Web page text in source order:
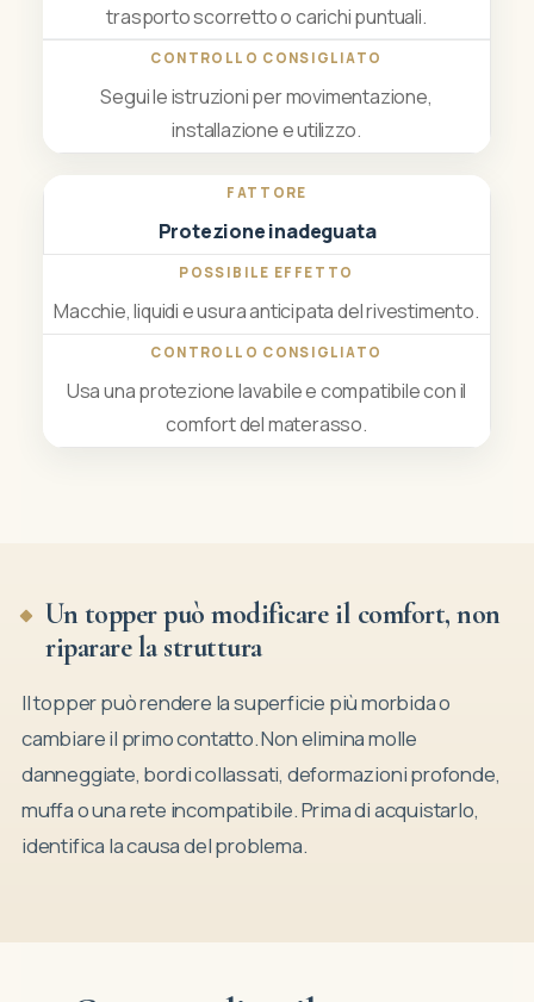
trasporto scorretto o carichi puntuali.
Segui le istruzioni per movimentazione,
installazione e utilizzo.
Protezione inadeguata
Macchie, liquidi e usura anticipata del rivestimento.
Usa una protezione lavabile e compatibile con il
comfort del materasso.
Un topper può modificare il comfort, non
riparare la struttura
Il topper può rendere la superficie più morbida o
cambiare il primo contatto. Non elimina molle
danneggiate, bordi collassati, deformazioni profonde,
muffa o una rete incompatibile. Prima di acquistarlo,
identifica la causa del problema.